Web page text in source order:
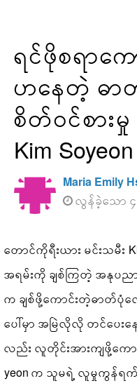
ရင်ဖိုစရာက
ဟနေတဲ့ ဓာ
စိတ်ဝင်စား
Kim
Maria Emily
လွန်ခဲ့သော ၄
တောင်ကိုရီးယား မင်းသမီး
အရမ်းကို ချစ်ကြတဲ့ အနုပည
က ချစ်ဖို့ကောင်းတဲ့ဓာတ်ပုံ
ပေါ်မှာ အမြဲလိုလို တင်ပေး
လည်း လူတိုင်းအားကျဖို့ကေ
yeon က သူမရဲ့ လူမှုကွန်ရက်စ